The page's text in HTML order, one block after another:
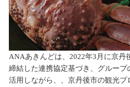
ANAあきんどは、2022年3月に京丹
締結した連携協定基づき、グループ
活用しながら、、京丹後市の観光プ